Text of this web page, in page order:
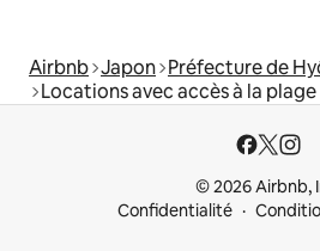
Airbnb Japon Préfecture de
Locations avec accès à la plage
© 2026 Airbnb,
Confidentialité